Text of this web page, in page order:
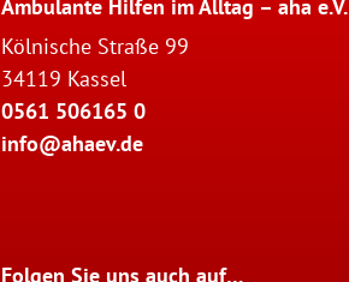
Ambulante Hilfen im Alltag – aha e.V.
Kölnische Straße 99
34119 Kassel
0561 506165 0
info@ahaev.de
Folgen Sie uns auch auf…